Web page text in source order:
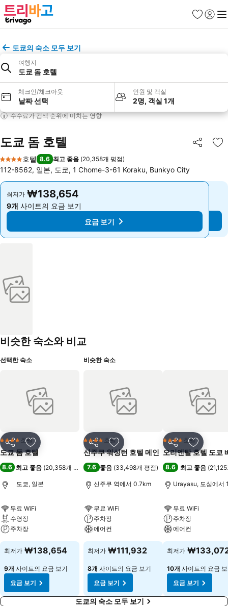
즐겨찾기
로그인
메
도쿄의 숙소 모두 보기
여행지
도쿄 돔 호텔
체크인/체크아웃
날짜 선택
인원 및 객실
2명, 객실 1개
수수료가 검색 순위에 미치는 영향
도쿄 돔 호텔 공유
즐
4 성급
호텔 8.6 최고 좋음 (20,358개 평점)
112-8562, 일본, 도쿄, 1 Chome-3-61 Koraku, Bunkyo City
최저가 ₩138,654
9개 사이트의 요금 보기
요금 보기
최저가 ₩138,654
9개 사이트의 요금 보기
요금 보기
비슷한 숙소와 비교
선택한 숙소
공유 즐겨찾기에 추가
4 성급 호텔
도쿄 돔 호텔
8.6 최고 좋음 (20,358개 평점 )
도쿄, 일본
무료 WiFi
수영장
주차장
최저가 ₩138,654
9개 사이트의 요금 보기
요금 보기
비슷한 숙소
공유 즐겨찾기에 추가
4 성급 호텔
신주쿠 워싱턴 호텔 메인
7.6 좋음 (33,498개 평점)
신주쿠 역에서 0.7km
무료 WiFi
주차장
에어컨
최저가 ₩111,932
8개 사이트의 요금 보기
요금 보기
공유 즐겨찾기
4 성급 호텔
오리엔탈 호텔 도쿄
8.6 최고 좋음 (
Urayasu, 도심에서
무료 WiFi
주차장
에어컨
최저가
10개 사이트의 요금
요금 보기
도쿄의 숙소 모두 보기